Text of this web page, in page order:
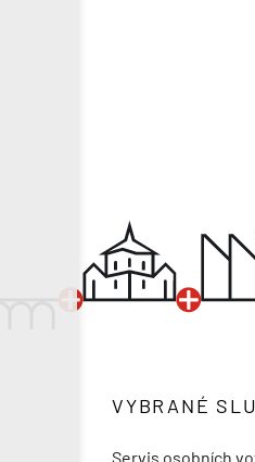
VYBRANÉ
Servis osobních